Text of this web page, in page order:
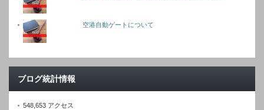
空港自動ゲートについて
ブログ統計情報
548,653 アクセス